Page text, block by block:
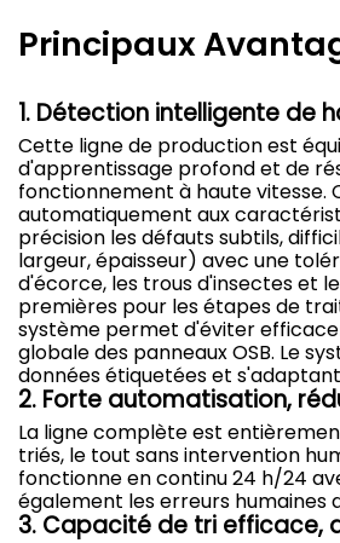
Principaux
1. Détection intelligente de
Cette ligne de production est
d'apprentissage profond et de
fonctionnement à haute vitesse.
automatiquement aux
précision les défauts subtils,
largeur, épaisseur) avec une
d'écorce, les trous d'insectes et
premières pour les étapes de
système permet d'éviter
globale des panneaux OSB. Le
données étiquetées et
2. Forte automatisation,
La ligne complète est
triés, le tout sans intervention
fonctionne en continu 24 h/24
également les erreurs humaines
3. Capacité de tri efficace,